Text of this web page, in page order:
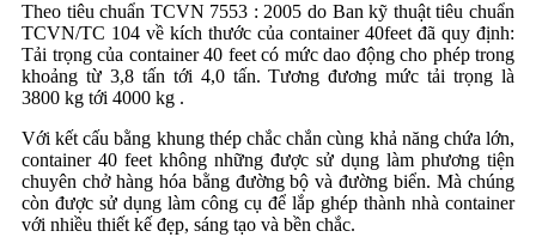
Theo tiêu chuẩn TCVN 7553 : 2005 do Ban kỹ thuật tiêu chuẩn
TCVN/TC 104 về kích thước của container 40feet đã quy định:
Tải trọng của container 40 feet có mức dao động cho phép trong
khoảng từ 3,8 tấn tới 4,0 tấn. Tương đương mức tải trọng là
3800 kg tới 4000 kg .
Với kết cấu bằng khung thép chắc chắn cùng khả năng chứa lớn,
container 40 feet không những được sử dụng làm phương tiện
chuyên chở hàng hóa bằng đường bộ và đường biển. Mà chúng
còn được sử dụng làm công cụ để lắp ghép thành nhà container
với nhiều thiết kế đẹp, sáng tạo và bền chắc.